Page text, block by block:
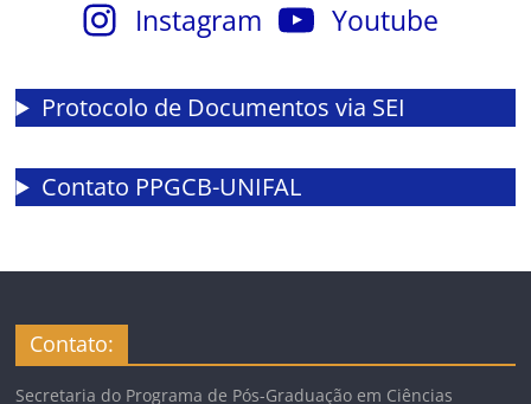
Instagram Youtube
Protocolo de Documentos via SEI
Contato PPGCB-UNIFAL
Contato:
Secretaria do Programa de Pós-Graduação em Ciências